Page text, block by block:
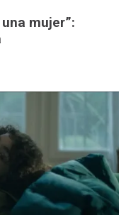
mujer”: